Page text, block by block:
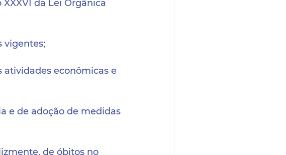
da Lei Orgânica
vigentes;
atividades econômicas e
e de adoção de medidas
de óbitos no